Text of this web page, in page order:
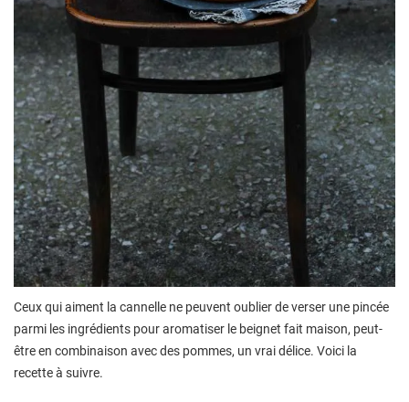
Ceux qui aiment la cannelle ne peuvent oublier de verser une pincée
parmi les ingrédients pour aromatiser le beignet fait maison, peut-
être en combinaison avec des pommes, un vrai délice. Voici la
recette à suivre.